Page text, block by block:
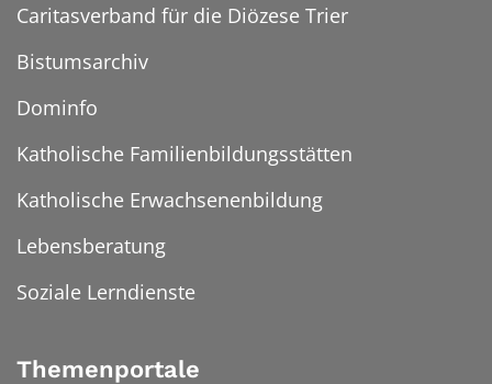
Caritasverband für die Diözese Trier
Bistumsarchiv
Dominfo
Katholische Familienbildungsstätten
Katholische Erwachsenenbildung
Lebensberatung
Soziale Lerndienste
Themenportale